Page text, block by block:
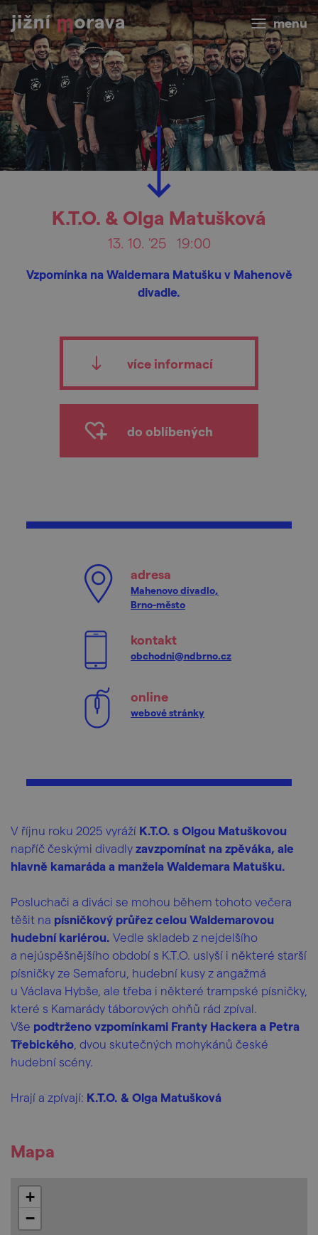
menu
K.T.O. & Olga Matušková
13. 10. '25 19:00
Vzpomínka na Waldemara Matušku v Mahenově
divadle.
více informací
do oblíbených
adresa
Mahenovo divadlo,
Brno-město
kontakt
obchodni@ndbrno.cz
online
webové stránky
V říjnu roku 2025 vyráží K.T.O. s Olgou Matuškovou
napříč českými divadly zavzpomínat na zpěváka, ale
hlavně kamaráda a manžela Waldemara Matušku.
Posluchači a diváci se mohou během tohoto večera
těšit na písničkový průřez celou Waldemarovou
hudební kariérou. Vedle skladeb z nejdelšího
a nejúspěšnějšího období s K.T.O. uslyší i některé starší
písničky ze Semaforu, hudební kusy z angažmá
u Václava Hybše, ale třeba i některé trampské písničky,
které s Kamarády táborových ohňů rád zpíval.
Vše podtrženo vzpomínkami Franty Hackera a Petra
Třebického , dvou skutečných mohykánů české
hudební scény.
Hrají a zpívají: K.T.O. & Olga Matušková
Mapa
+
−